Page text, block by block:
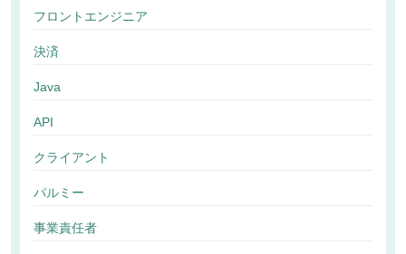
フロントエンジニア
決済
Java
API
クライアント
パルミー
事業責任者